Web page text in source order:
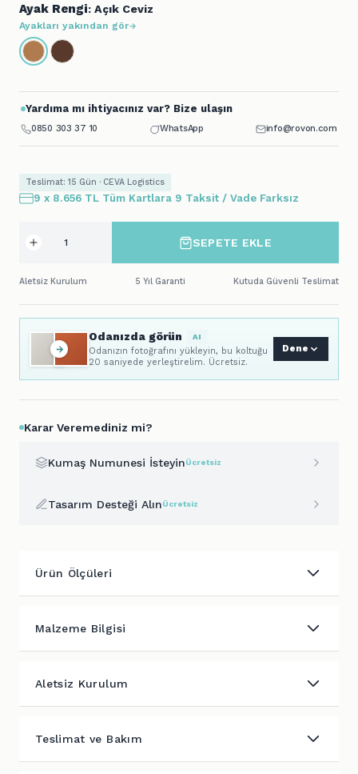
Ayak Rengi: Açık Ceviz
Ayakları yakından gör
Yardıma mı ihtiyacınız var? Bize ulaşın
0850 303 37 10 WhatsApp info@rovon.com
Teslimat: 15 Gün · CEVA Logistics
9 x 8.656 TL Tüm Kartlara 9 Taksit / Vade Farksız
SEPETE EKLE
Aletsiz Kurulum 5 Yıl Garanti Kutuda Güvenli Teslimat
Odanızda görün AI
Odanızın fotoğrafını yükleyin, bu koltuğu
20 saniyede yerleştirelim. Ücretsiz.
Dene
Karar Veremediniz mi?
Kumaş Numunesi İsteyinÜcretsiz
Tasarım Desteği AlınÜcretsiz
Ürün Ölçüleri
Malzeme Bilgisi
Aletsiz Kurulum
Teslimat ve Bakım